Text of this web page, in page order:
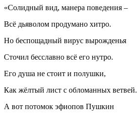
«Солидный вид, манера поведения –
Всё дьяволом продумано хитро.
Но беспощадный вирус вырожденья
Сточил бесславно всё его нутро.
Его душа не стоит и полушки,
Как жёлтый лист с обломанных ветвей.
А вот потомок эфиопов Пушкин